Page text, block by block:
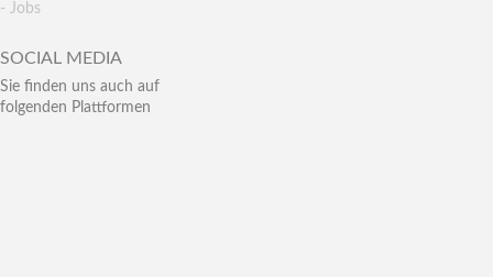
- Jobs
SOCIAL MEDIA
Sie finden uns auch auf
folgenden Plattformen